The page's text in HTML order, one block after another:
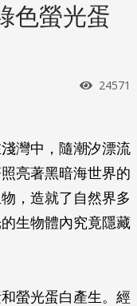
色螢光蛋
瀏覽次
24571
灣中，隨潮汐漂流
亮著黑暗海世界的
，造就了自然界多
生物體內究竟隱藏
螢光蛋白產生。經